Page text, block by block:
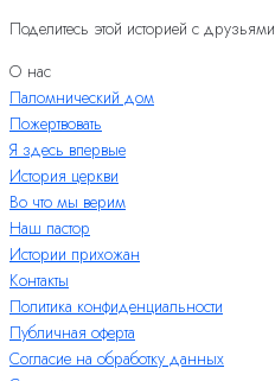
Поделитесь этой историей с друзьями
О нас
Паломнический дом
Пожертвовать
Я здесь впервые
История церкви
Во что мы верим
Наш пастор
Истории прихожан
Контакты
Политика конфиденциальности
Публичная оферта
Согласие на обработку данных